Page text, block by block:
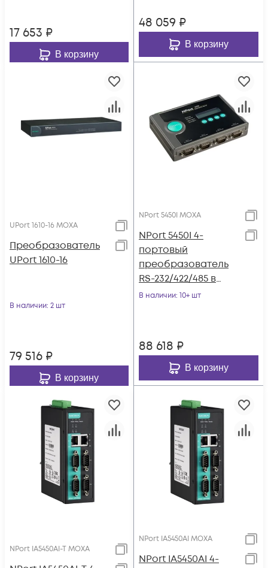
17 653 ₽
В корзину
48 059 ₽
В корзину
UPort 1610-16 MOXA
Преобразователь
UPort 1610-16
В наличии: 2 шт
79 516 ₽
В корзину
NPort 5450I MOXA
NPort 5450I 4-
портовый
преобразователь
RS-232/422/485 в
Ethernet c
В наличии: 10+ шт
88 618 ₽
В корзину
NPort IA5450AI-T MOXA
NPort IA5450AI MOXA
NPort IA5450AI 4-